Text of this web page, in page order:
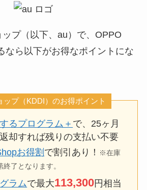
プ（以下、au）で、OPPO
なら以下がお得なポイントにな
ップ（KDDI）のお得ポイント
るプログラム＋ で、25ヶ月
却すれば残りの支払い不要
お得割 で割引あり！
※在庫
了となります。
ラムで最大113,300円相当